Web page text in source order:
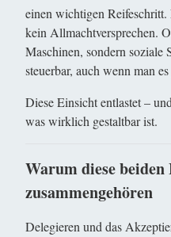
einen wichtigen
kein Allmachtversprechen.
Maschinen, sondern soziale
steuerbar, auch wenn man
Diese Einsicht entlastet –
was wirklich gestaltbar ist.
Warum diese
zusammengehören
Delegieren und das